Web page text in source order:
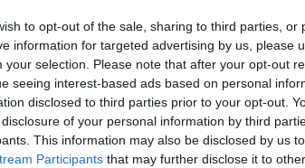
to opt-out of the sale, sharing to third parties, or
information for targeted advertising by us, please
your selection. Please note that after your opt-out
seeing interest-based ads based on personal
disclosed to third parties prior to your opt-out.
of your personal information by third
This information may also be disclosed by us
Participants that may further disclose it to